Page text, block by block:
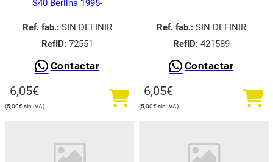
S40 Berlina 1995-
Ref. fab.:SIN DEFINIR
RefID:72551
Contactar
6,05€
5,00€
Ref. fab.:SIN DEFINIR
RefID:421589
Contactar
6,05€
5,00€